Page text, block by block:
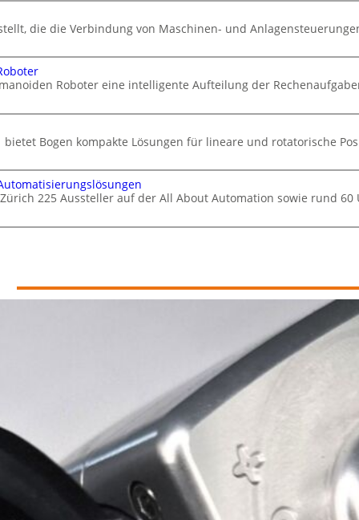
die die Verbindung von Maschinen- und
Roboter eine intelligente Aufteilung der
bietet Bogen kompakte Lösungen für lineare und rotatorische
225 Aussteller auf der All About Automation sowie rund